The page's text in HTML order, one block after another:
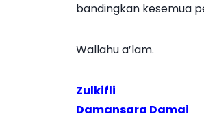
bandingkan kesemua
Wallahu a’lam.
Zulkifli
Damansara Damai